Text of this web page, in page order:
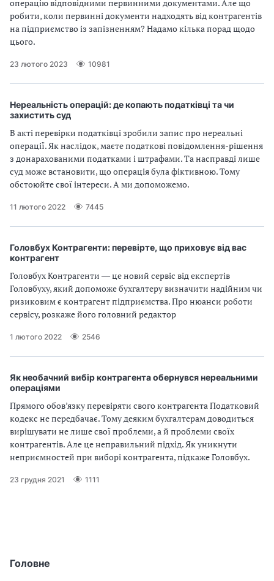
Головне
операцію відповідними первинними документами. Але що
робити, коли первинні документи надходять від контрагентів
на підприємство із запізненням? Надамо кілька порад щодо
цього.
23 лютого 2023 10981
Нереальність операцій: де копають податківці та чи
захистить суд
В акті перевірки податківці зробили запис про нереальні
операції. Як наслідок, маєте податкові повідомлення-рішення
з донарахованими податками і штрафами. Та насправді лише
суд може встановити, що операція була фіктивною. Тому
обстоюйте свої інтереси. А ми допоможемо.
11 лютого 2022 7445
Головбух Контрагенти: перевірте, що приховує від вас
контрагент
Головбух Контрагенти ― це новий сервіс від експертів
Головбуху, який допоможе бухгалтеру визначити надійним чи
ризиковим є контрагент підприємства. Про нюанси роботи
сервісу, розкаже його головний редактор
1 лютого 2022 2546
Як необачний вибір контрагента обернувся нереальними
операціями
Прямого обов’язку перевіряти свого контрагента Податковий
кодекс не передбачає. Тому деяким бухгалтерам доводиться
вирішувати не лише свої проблеми, а й проблеми своїх
контрагентів. Але це неправильний підхід. Як уникнути
неприємностей при виборі контрагента, підкаже Головбух.
23 грудня 2021 1111